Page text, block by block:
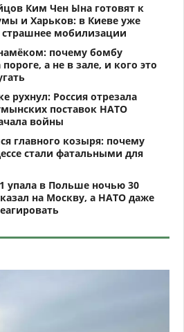
Ким Чен Ына готовят к
и Харьков: в Киеве уже
страшнее мобилизации
почему бомбу
а не в зале, и кого это
рухнул: Россия отрезала
поставок НАТО
войны
главного козыря: почему
стали фатальными для
упала в Польше ночью 30
на Москву, а НАТО даже